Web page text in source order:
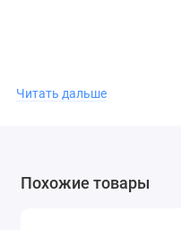
Читать дальше
Похожие товары